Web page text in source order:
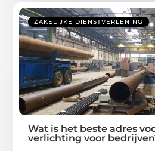
ZAKELIJKE DIENSTVERLENING
Wat is het beste adres
verlichting voor